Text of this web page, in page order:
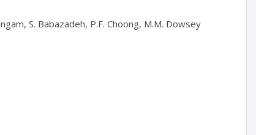
S. Babazadeh, P.F. Choong, M.M. Dowsey